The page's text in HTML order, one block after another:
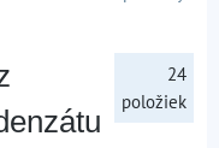
24
položiek